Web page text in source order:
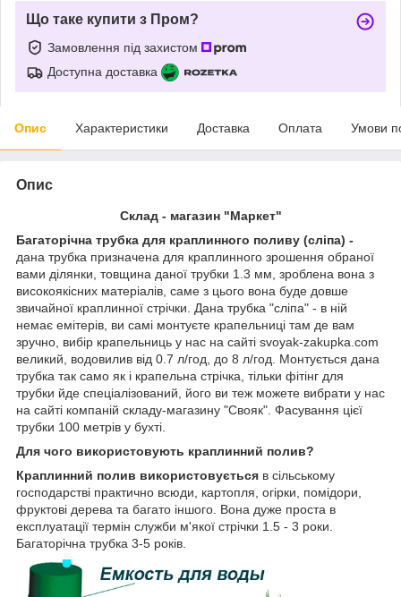
Що таке купити з Пром?
Замовлення під захистом
Доступна доставка
Опис Характеристики Доставка Оплата Умови
Опис
Склад - магазин "Маркет"
Багаторічна трубка для краплинного поливу (сліпа) -
дана трубка призначена для краплинного зрошення обраної
вами ділянки, товщина даної трубки 1.3 мм, зроблена вона з
високоякісних матеріалів, саме з цього вона буде довше
звичайної краплинної стрічки. Дана трубка "сліпа" - в ній
немає емітерів, ви самі монтуєте крапельниці там де вам
зручно, вибір крапельниць у нас на сайті svoyak-zakupka.com
великий, водовилив від 0.7 л/год, до 8 л/год. Монтується дана
трубка так само як і крапельна стрічка, тільки фітінг для
трубки йде спеціалізований, його ви теж можете вибрати у нас
на сайті компаній складу-магазину "Свояк". Фасування цієї
трубки 100 метрів у бухті.
Для чого використовують краплинний полив?
Краплинний полив використовується в сільському
господарстві практично всюди, картопля, огірки, помідори,
фруктові дерева та багато іншого. Вона дуже проста в
експлуатації термін служби м'якої стрічки 1.5 - 3 роки.
Багаторічна трубка 3-5 років.